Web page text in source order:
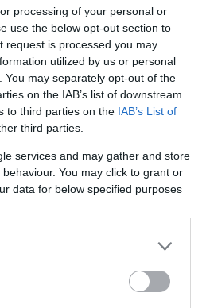
processing of your personal or
use the below opt-out section to
request is processed you may
utilized by us or personal
may separately opt-out of the
on the IAB’s list of downstream
to third parties on the IAB’s List of
third parties.
services and may gather and store
You may click to grant or
data for below specified purposes
με τις Mercedes, Ferrari και
Οι Williams, Cadillac και
ξεκίνησε από τη Σαγκάη.